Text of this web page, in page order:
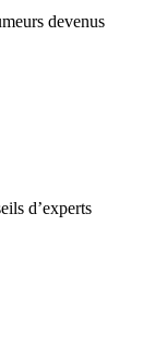
devenus
d’experts